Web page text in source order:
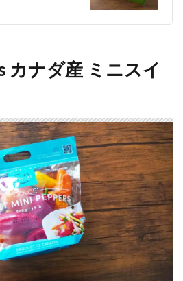
カナダ産 ミニスイ